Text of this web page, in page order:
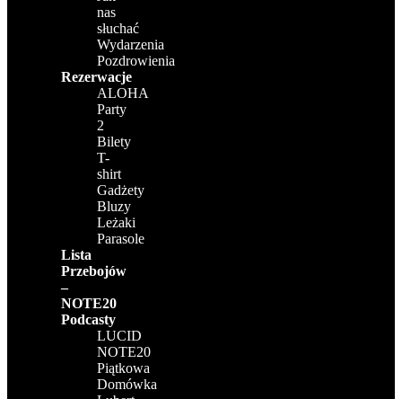
nas
słuchać
Wydarzenia
Pozdrowienia
Rezerwacje
ALOHA
Party
2
Bilety
T-
shirt
Gadżety
Bluzy
Leżaki
Parasole
Lista
Przebojów
–
NOTE20
Podcasty
LUCID
NOTE20
Piątkowa
Domówka